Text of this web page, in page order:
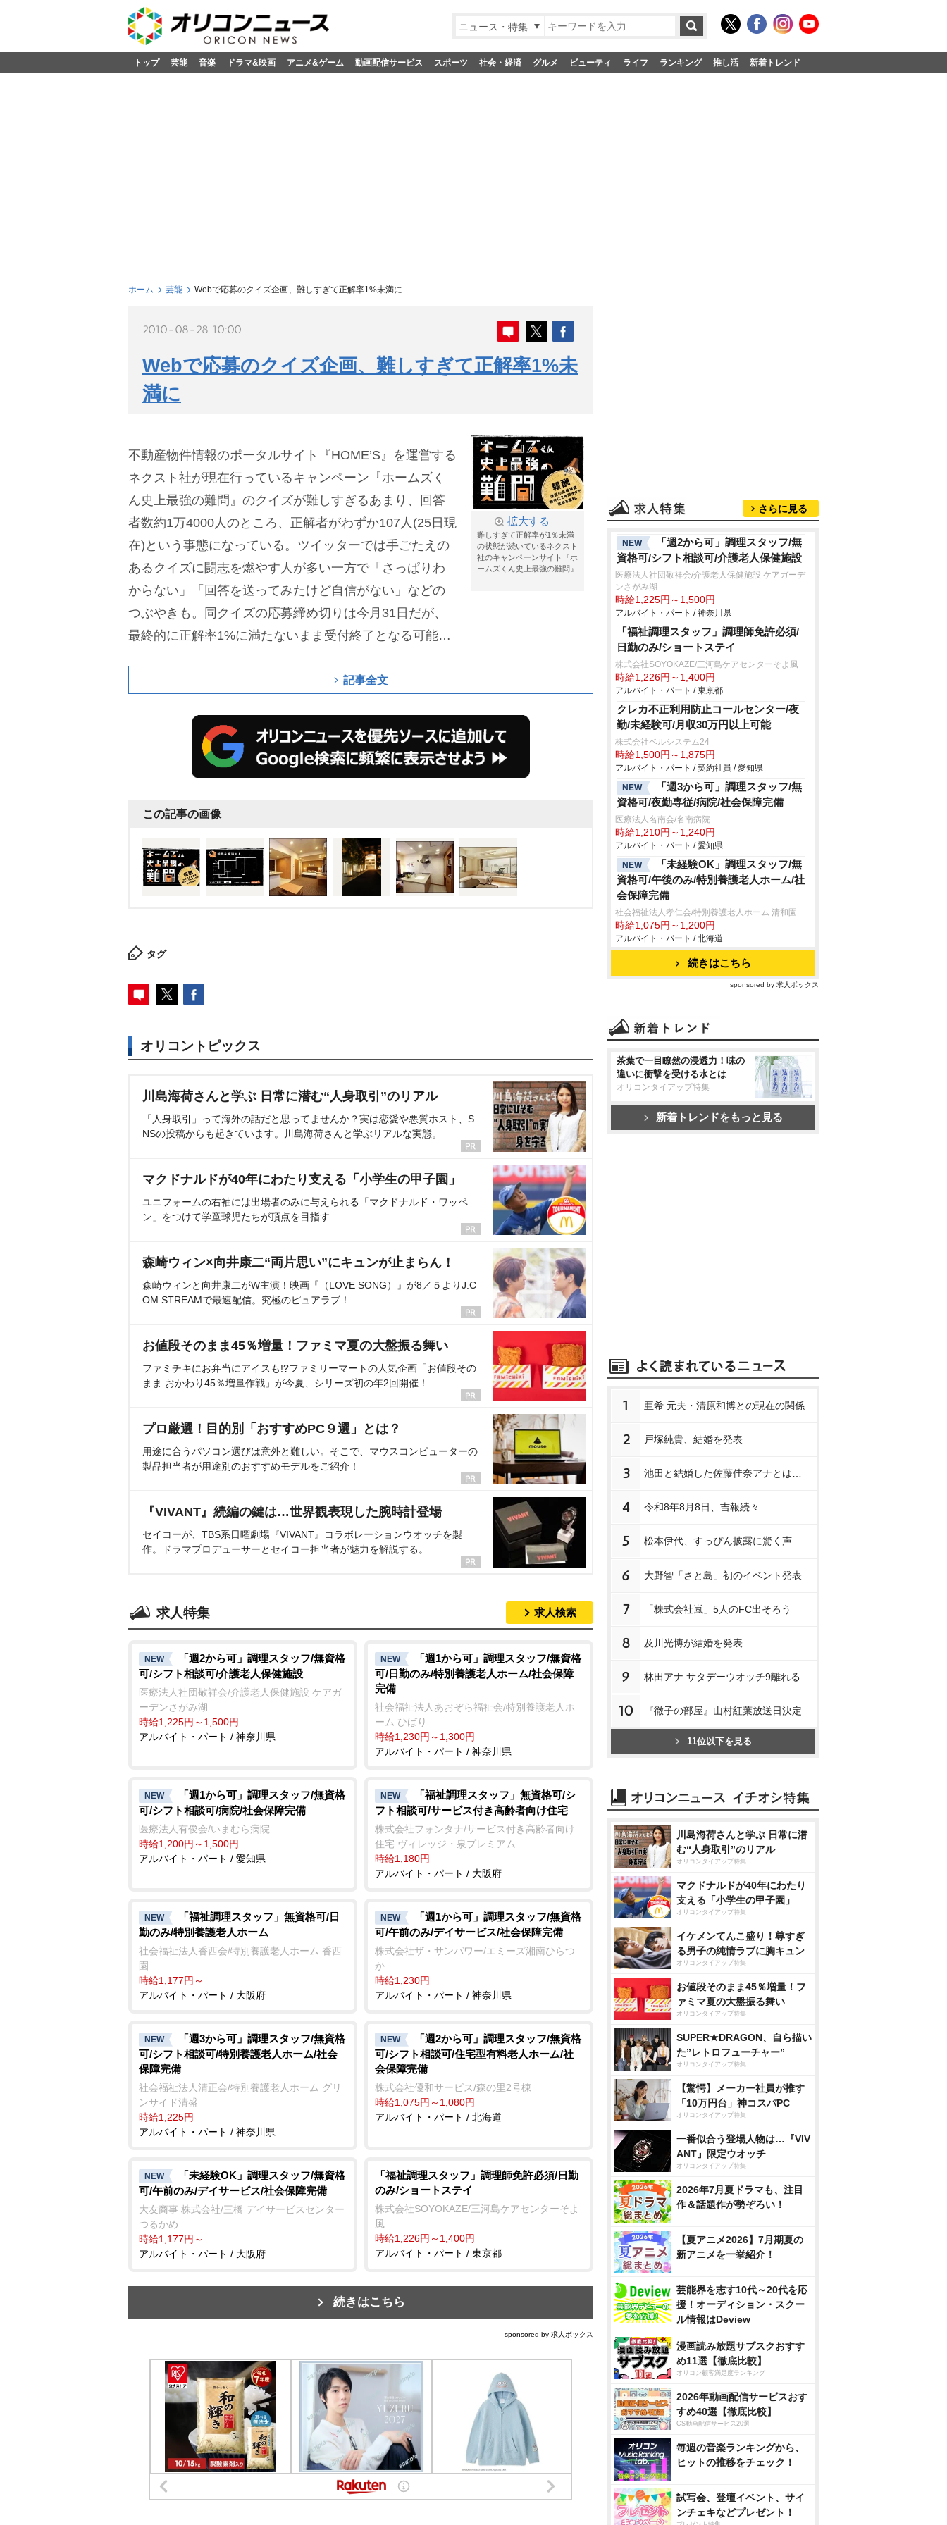
ニュース・特集
トップ 芸能 音楽 ドラマ&映画 アニメ&ゲーム 動画配信サービス スポーツ 社会・経済 グルメ ビューティ ライフ ランキング 推し活 新着トレンド
ホーム 芸能 Webで応募のクイズ企画、難しすぎて正解率1%未満に
2010-08-28 10:00
Webで応募のクイズ企画、難しすぎて正解率1%未
満に
拡大する
難しすぎて正解率が1％未満
の状態が続いているネクスト
社のキャンペーンサイト『ホ
ームズくん史上最強の難問』
不動産物件情報のポータルサイト『HOME’S』を運営する
ネクスト社が現在行っているキャンペーン『ホームズく
ん史上最強の難問』のクイズが難しすぎるあまり、回答
者数約1万4000人のところ、正解者がわずか107人(25日現
在)という事態になっている。ツイッターでは手ごたえの
あるクイズに闘志を燃やす人が多い一方で「さっぱりわ
からない」「回答を送ってみたけど自信がない」などの
つぶやきも。同クイズの応募締め切りは今月31日だが、
最終的に正解率1%に満たないまま受付終了となる可能性
記事全文
この記事の画像
タグ
オリコントピックス
川島海荷さんと学ぶ 日常に潜む“人身取引”のリアル
「人身取引」って海外の話だと思ってませんか？実は恋愛や悪質ホスト、S
NSの投稿からも起きています。川島海荷さんと学ぶリアルな実態。
マクドナルドが40年にわたり支える「小学生の甲子園」
ユニフォームの右袖には出場者のみに与えられる「マクドナルド・ワッペ
ン」をつけて学童球児たちが頂点を目指す
森崎ウィン×向井康二“両片思い”にキュンが止まらん！
森崎ウィンと向井康二がW主演！映画『（LOVE SONG）』が8／５よりJ:C
OM STREAMで最速配信。究極のピュアラブ！
お値段そのまま45％増量！ファミマ夏の大盤振る舞い
ファミチキにお弁当にアイスも!?ファミリーマートの人気企画「お値段その
まま おかわり45％増量作戦」が今夏、シリーズ初の年2回開催！
プロ厳選！目的別「おすすめPC９選」とは？
用途に合うパソコン選びは意外と難しい。そこで、マウスコンピューターの
製品担当者が用途別のおすすめモデルをご紹介！
『VIVANT』続編の鍵は…世界観表現した腕時計登場
セイコーが、TBS系日曜劇場『VIVANT』コラボレーションウオッチを製
作。ドラマプロデューサーとセイコー担当者が魅力を解説する。
求人特集 求人検索
NEW
「週2から可」調理スタッフ/無資格
可/シフト相談可/介護老人保健施設
医療法人社団敬祥会/介護老人保健施設 ケアガ
ーデンさがみ湖
時給1,225円～1,500円
アルバイト・パート / 神奈川県
NEW
「週1から可」調理スタッフ/無資格
可/日勤のみ/特別養護老人ホーム/社会保障
完備
社会福祉法人あおぞら福祉会/特別養護老人ホ
ーム ひばり
時給1,230円～1,300円
アルバイト・パート / 神奈川県
NEW
「週1から可」調理スタッフ/無資格
可/シフト相談可/病院/社会保障完備
医療法人有俊会/いまむら病院
時給1,200円～1,500円
アルバイト・パート / 愛知県
NEW
「福祉調理スタッフ」無資格可/シ
フト相談可/サービス付き高齢者向け住宅
株式会社フォンタナ/サービス付き高齢者向け
住宅 ヴィレッジ・泉プレミアム
時給1,180円
アルバイト・パート / 大阪府
NEW
「福祉調理スタッフ」無資格可/日
勤のみ/特別養護老人ホーム
社会福祉法人香西会/特別養護老人ホーム 香西
園
時給1,177円～
アルバイト・パート / 大阪府
NEW
「週1から可」調理スタッフ/無資格
可/午前のみ/デイサービス/社会保障完備
株式会社ザ・サンパワー/エミーズ湘南ひらつ
か
時給1,230円
アルバイト・パート / 神奈川県
NEW
「週3から可」調理スタッフ/無資格
可/シフト相談可/特別養護老人ホーム/社会
保障完備
社会福祉法人清正会/特別養護老人ホーム グリ
ンサイド清盛
時給1,225円
アルバイト・パート / 神奈川県
NEW
「週2から可」調理スタッフ/無資格
可/シフト相談可/住宅型有料老人ホーム/社
会保障完備
株式会社優和サービス/森の里2号棟
時給1,075円～1,080円
アルバイト・パート / 北海道
NEW
「未経験OK」調理スタッフ/無資格
可/午前のみ/デイサービス/社会保障完備
大友商事 株式会社/三橋 デイサービスセンター
つるかめ
時給1,177円～
アルバイト・パート / 大阪府
「福祉調理スタッフ」調理師免許必須/日勤
のみ/ショートステイ
株式会社SOYOKAZE/三河島ケアセンターそよ
風
時給1,226円～1,400円
アルバイト・パート / 東京都
続きはこちら
sponsored by 求人ボックス
さらに見る
NEW
「週2から可」調理スタッフ/無
資格可/シフト相談可/介護老人保健施設
医療法人社団敬祥会/介護老人保健施設 ケアガーデ
ンさがみ湖
時給1,225円～1,500円
アルバイト・パート / 神奈川県
「福祉調理スタッフ」調理師免許必須/
日勤のみ/ショートステイ
株式会社SOYOKAZE/三河島ケアセンターそよ風
時給1,226円～1,400円
アルバイト・パート / 東京都
クレカ不正利用防止コールセンター/夜
勤/未経験可/月収30万円以上可能
株式会社ベルシステム24
時給1,500円～1,875円
アルバイト・パート / 契約社員 / 愛知県
NEW
「週3から可」調理スタッフ/無
資格可/夜勤専従/病院/社会保障完備
医療法人名南会/名南病院
時給1,210円～1,240円
アルバイト・パート / 愛知県
NEW
「未経験OK」調理スタッフ/無
資格可/午後のみ/特別養護老人ホーム/社
会保障完備
社会福祉法人孝仁会/特別養護老人ホーム 清和園
時給1,075円～1,200円
アルバイト・パート / 北海道
続きはこちら
sponsored by 求人ボックス
茶葉で一目瞭然の浸透力！味の
違いに衝撃を受ける水とは
オリコンタイアップ特集
新着トレンドをもっと見る
1 亜希 元夫・清原和博との現在の関係
2 戸塚純貴、結婚を発表
3 池田と結婚した佐藤佳奈アナとは…
4 令和8年8月8日、吉報続々
5 松本伊代、すっぴん披露に驚く声
6 大野智「さと島」初のイベント発表
7 「株式会社嵐」5人のFC出そろう
8 及川光博が結婚を発表
9 林田アナ サタデーウオッチ9離れる
10 『徹子の部屋』山村紅葉放送日決定
11位以下を見る
川島海荷さんと学ぶ 日常に潜
む“人身取引”のリアル
オリコンタイアップ特集
マクドナルドが40年にわたり
支える「小学生の甲子園」
オリコンタイアップ特集
イケメンてんこ盛り！尊すぎ
る男子の純情ラブに胸キュン
オリコンタイアップ特集
お値段そのまま45％増量！フ
ァミマ夏の大盤振る舞い
オリコンタイアップ特集
SUPER★DRAGON、自ら描い
た”レトロフューチャー”
オリコンタイアップ特集
【驚愕】メーカー社員が推す
「10万円台」神コスパPC
オリコンタイアップ特集
一番似合う登場人物は…『VIV
ANT』限定ウオッチ
オリコンタイアップ特集
2026年7月夏ドラマも、注目
作＆話題作が勢ぞろい！
【夏アニメ2026】7月期夏の
新アニメを一挙紹介！
芸能界を志す10代～20代を応
援！オーディション・スクー
ル情報はDeview
漫画読み放題サブスクおすす
め11選【徹底比較】
オリコン顧客満足度ランキング
2026年動画配信サービスおす
すめ40選【徹底比較】
CS動画配信サービス20選
毎週の音楽ランキングから、
ヒットの推移をチェック！
試写会、登壇イベント、サイ
ンチェキなどプレゼント！